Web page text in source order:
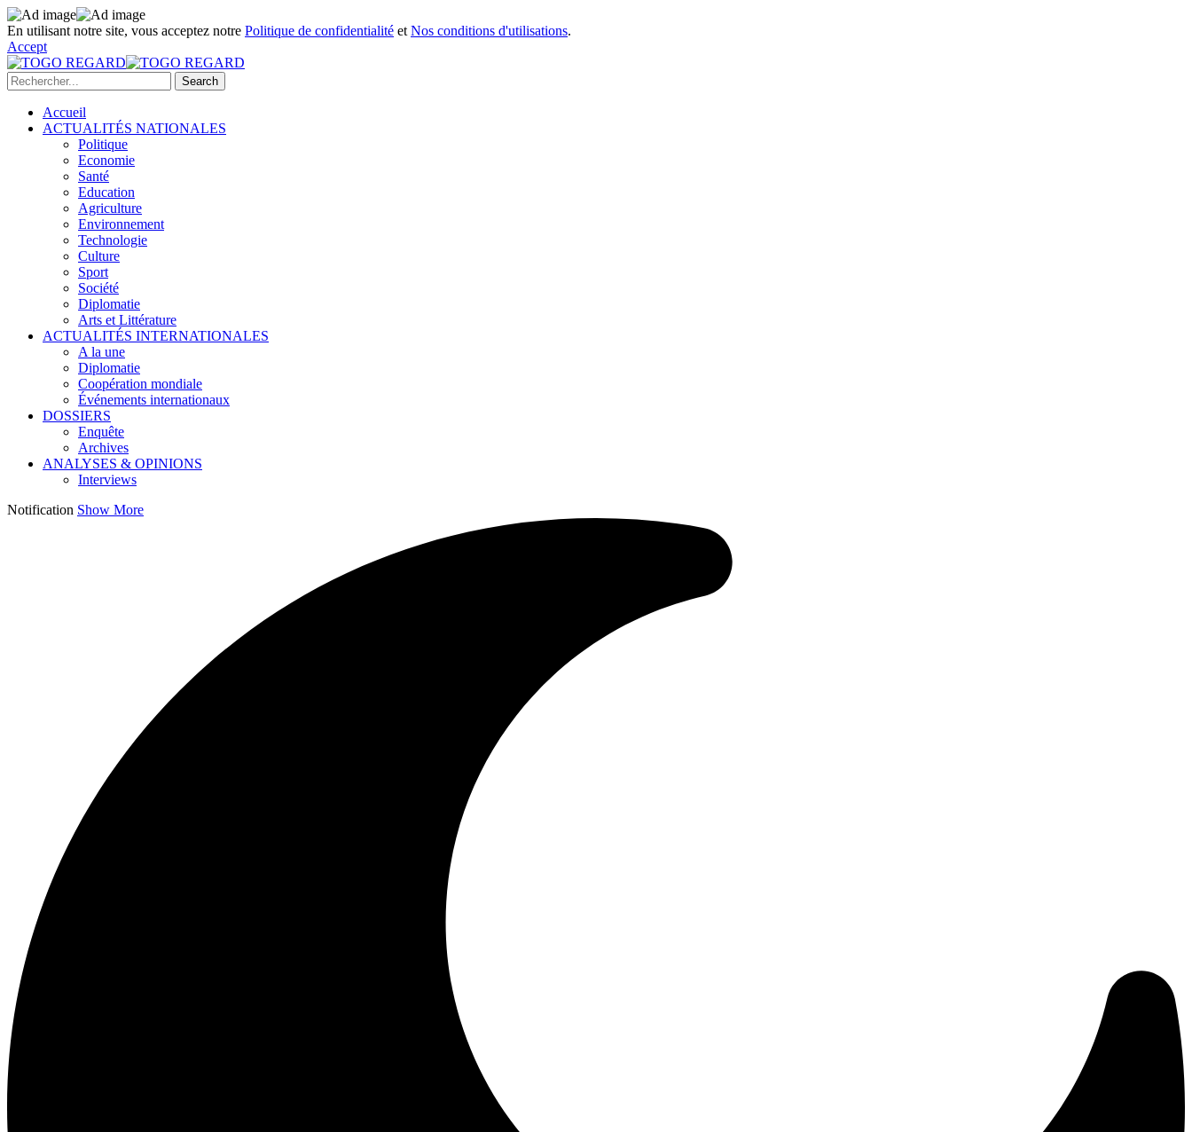
En utilisant notre site, vous acceptez notre Politique de confidentialité et Nos conditions d'utilisations.
Accept
Accueil
ACTUALITÉS NATIONALES
Politique
Economie
Santé
Education
Agriculture
Environnement
Technologie
Culture
Sport
Société
Diplomatie
Arts et Littérature
ACTUALITÉS INTERNATIONALES
A la une
Diplomatie
Coopération mondiale
Événements internationaux
DOSSIERS
Enquête
Archives
ANALYSES & OPINIONS
Interviews
Notification Show More